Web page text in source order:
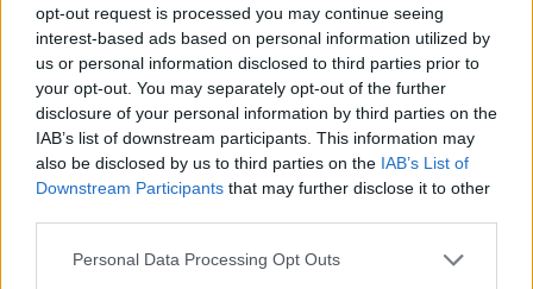
opt-out request is processed you may continue seeing
interest-based ads based on personal information utilized by
us or personal information disclosed to third parties prior to
your opt-out. You may separately opt-out of the further
disclosure of your personal information by third parties on the
IAB’s list of downstream participants. This information may
also be disclosed by us to third parties on the IAB’s List of
Downstream Participants that may further disclose it to other
Please note that this website/app uses one or more Google
Personal Data Processing Opt Outs